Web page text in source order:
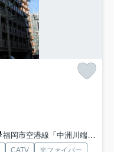
福岡市空港線「中洲川端」駅 徒歩13分
CATV
光ファイバー